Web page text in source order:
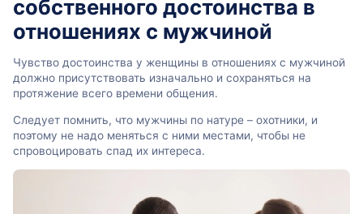
собственного достоинства в
отношениях с мужчиной
Чувство достоинства у женщины в отношениях с мужчиной
должно присутствовать изначально и сохраняться на
протяжение всего времени общения.
Следует помнить, что мужчины по натуре – охотники, и
поэтому не надо меняться с ними местами, чтобы не
спровоцировать спад их интереса.